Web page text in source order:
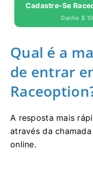
Cadastre-Se
Ganhe $
Qual é a
de entrar
A resposta mais
através da
online.